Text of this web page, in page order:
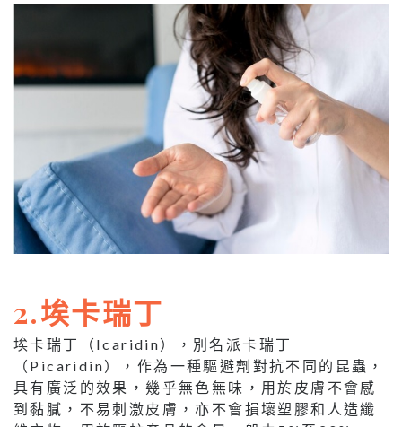
2.埃卡瑞丁
埃卡瑞丁（Icaridin），別名派卡瑞丁
（Picaridin），作為一種驅避劑對抗不同的昆蟲，
具有廣泛的效果，幾乎無色無味，用於皮膚不會感
到黏膩，不易刺激皮膚，亦不會損壞塑膠和人造纖